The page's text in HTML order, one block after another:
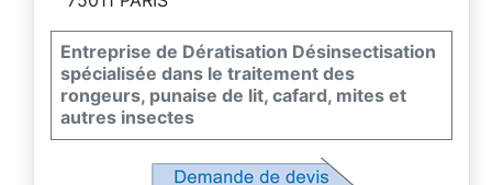
Entreprise de Dératisation Désinsectisation
spécialisée dans le traitement des
rongeurs, punaise de lit, cafard, mites et
autres insectes